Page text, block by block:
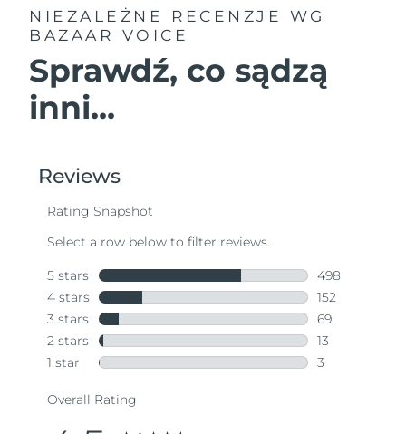
NIEZALEŻNE RECENZJE
WG
BAZAAR VOICE
Sprawdź, co sądzą
inni...